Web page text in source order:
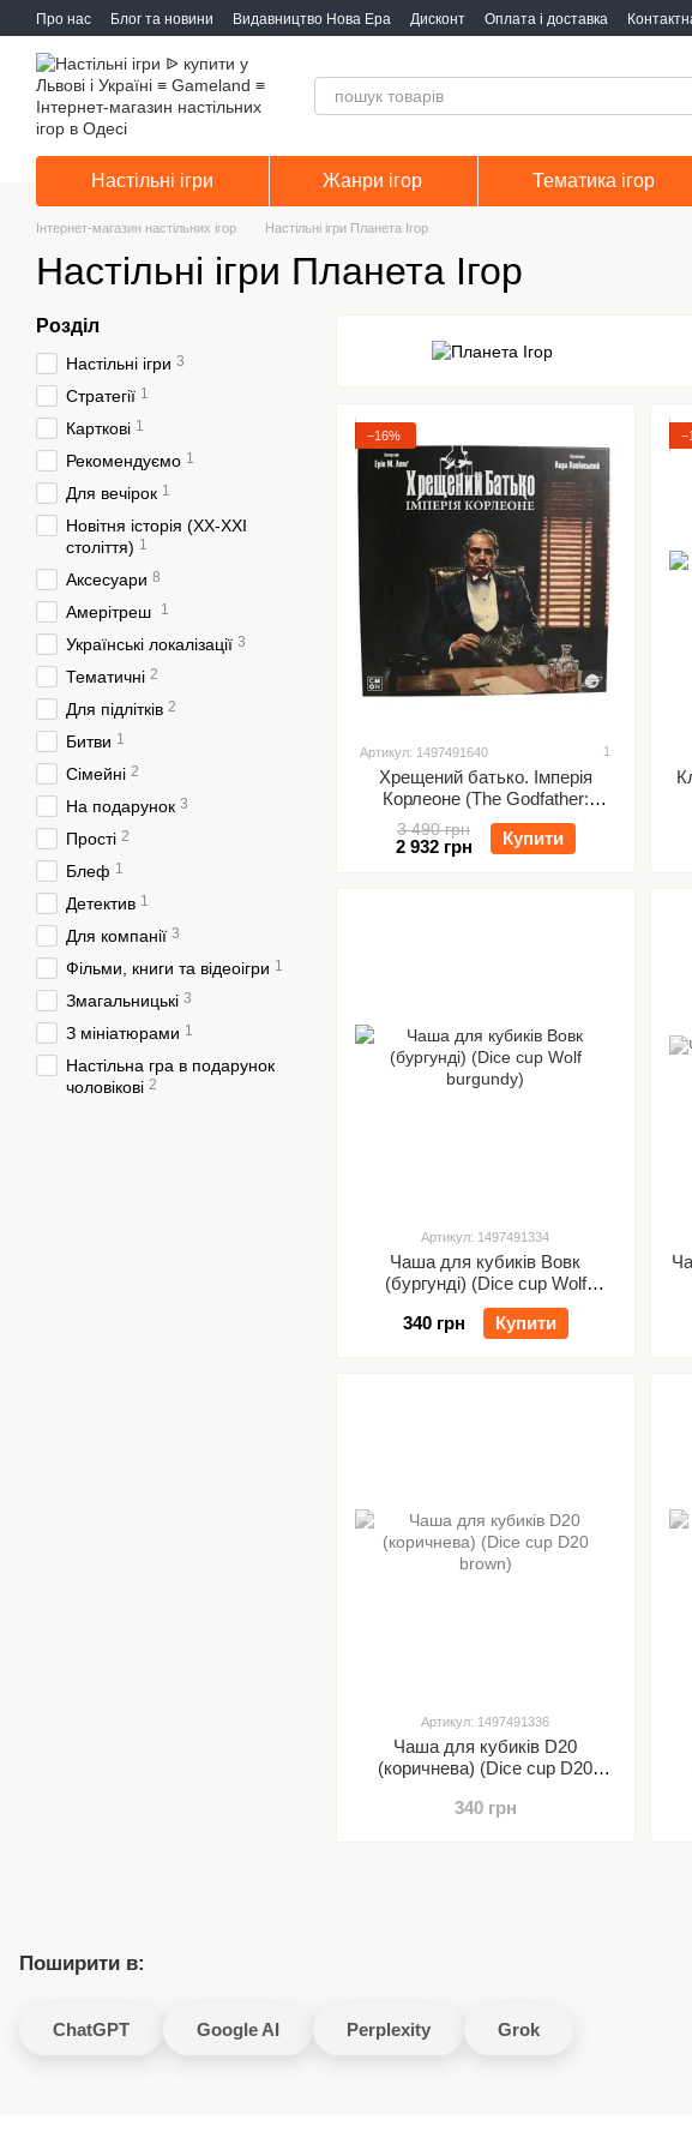
Перейти до основного контенту
Про нас Блог та новини Видавництво Нова Ера Дисконт Оплата і доставка
Настільні ігри Жанри ігор Тематика ігор
Інтернет-магазин настільних ігор Настільні ігри Планета Ігор
Настільні ігри Планета Ігор
−16%
Артикул: 1497491640 1
Хрещений батько. Імперія
Корлеоне (The Godfather:
Corleone's Empire)
3 490 грн
2 932 грн Купити
Артикул: 1497491334
Чаша для кубиків Вовк
(бургунді) (Dice cup Wolf
burgundy)
340 грн
Купити
Артикул: 1497491336
Чаша для кубиків D20
(коричнева) (Dice cup D20
340 грн
Розділ
Настільні ігри 3
Стратегії 1
Карткові 1
Рекомендуємо 1
Для вечірок 1
Новітня історія (XX-XXI
століття) 1
Аксесуари 8
Амерітреш 1
Українські локалізації 3
Тематичні 2
Для підлітків 2
Битви 1
Сімейні 2
На подарунок 3
Прості 2
Блеф 1
Детектив 1
Для компанії 3
Фільми, книги та відеоігри 1
Змагальницькі 3
З мініатюрами 1
Настільна гра в подарунок
чоловікові 2
Поширити в:
ChatGPT Google AI Perplexity Grok